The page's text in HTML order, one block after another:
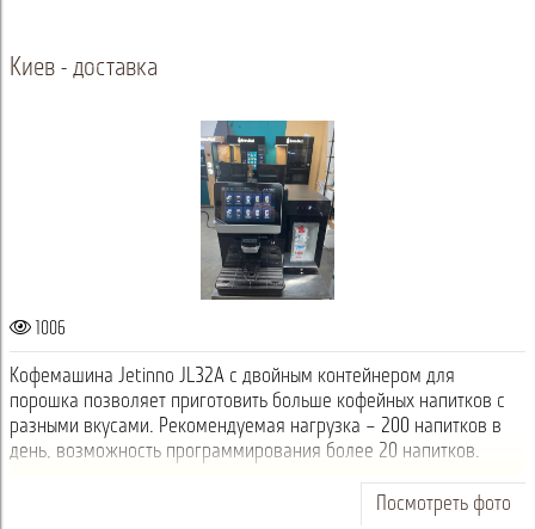
Киев - доставка
1006
Кофемашина Jetinno JL32А с двойным контейнером для
порошка позволяет приготовить больше кофейных напитков с
разными вкусами. Рекомендуемая нагрузка – 200 напитков в
день, возможность программирования более 20 напитков.
Посмотреть фото